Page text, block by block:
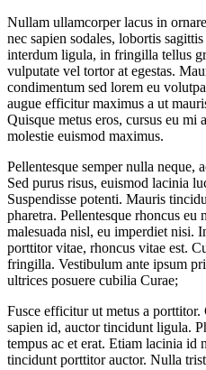
Nullam ullamcorper lacus in
nec sapien sodales, lobortis
interdum ligula, in fringilla tellus
vulputate vel tortor at egestas.
condimentum sed lorem eu
augue efficitur maximus a ut
Quisque metus eros, cursus eu
molestie euismod maximus.
Pellentesque semper nulla neque,
Sed purus risus, euismod lacinia
Suspendisse potenti. Mauris
pharetra. Pellentesque rhoncus
malesuada nisl, eu imperdiet nisi.
porttitor vitae, rhoncus vitae est.
fringilla. Vestibulum ante ipsum
ultrices posuere cubilia Curae;
Fusce efficitur ut metus a
sapien id, auctor tincidunt ligula.
tempus ac et erat. Etiam lacinia id
tincidunt porttitor auctor. Nulla